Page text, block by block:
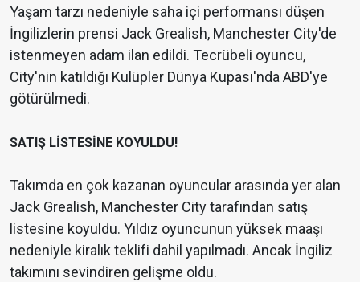
Yaşam tarzı nedeniyle saha içi performansı düşen
İngilizlerin prensi Jack Grealish, Manchester City'de
istenmeyen adam ilan edildi. Tecrübeli oyuncu,
City'nin katıldığı Kulüpler Dünya Kupası'nda ABD'ye
götürülmedi.
SATIŞ LİSTESİNE KOYULDU!
Takımda en çok kazanan oyuncular arasında yer alan
Jack Grealish, Manchester City tarafından satış
listesine koyuldu. Yıldız oyuncunun yüksek maaşı
nedeniyle kiralık teklifi dahil yapılmadı. Ancak İngiliz
takımını sevindiren gelişme oldu.